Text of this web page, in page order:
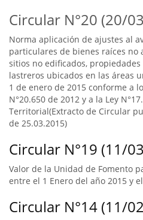
Circular N°20 (20/
Norma aplicación de ajustes al
particulares de bienes raíces no
sitios no edificados,
lastreros ubicados en las áreas
1 de enero de 2015 conforme a
N°20.650 de 2012 y a la Ley
Territorial(Extracto de Circular
de 25.03.2015)
Circular N°19 (11/
Valor de la Unidad de Fomento
entre el 1 Enero del año 2015 y
Circular N°14 (11/